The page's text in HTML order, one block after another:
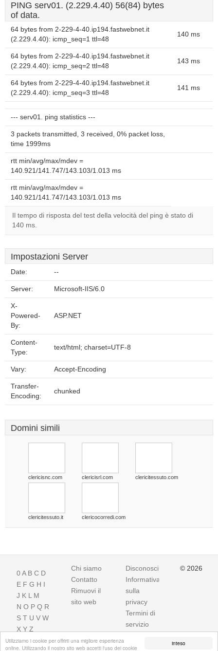
inteso
Utilizziamo i cookie per offrirti una migliore esperienza
online. Utilizzando il nostro sito web accetti l'uso dei cookie
PING serv01. (2.229.4.40) 56(84) bytes
of data.
64 bytes from 2-229-4-40.ip194.fastwebnet.it
(2.229.4.40): icmp_seq=1 ttl=48
140 ms
64 bytes from 2-229-4-40.ip194.fastwebnet.it
(2.229.4.40): icmp_seq=2 ttl=48
143 ms
64 bytes from 2-229-4-40.ip194.fastwebnet.it
(2.229.4.40): icmp_seq=3 ttl=48
141 ms
--- serv01. ping statistics ---
3 packets transmitted, 3 received, 0% packet loss,
time 1999ms
rtt min/avg/max/mdev =
140.921/141.747/143.103/1.013 ms
rtt min/avg/max/mdev =
140.921/141.747/143.103/1.013 ms
Il tempo di risposta del test della velocità del ping è stato di
140 ms.
Impostazioni Server
Date: --
Server: Microsoft-IIS/6.0
X-
Powered-
By:
ASP.NET
Content-
Type:
text/html; charset=UTF-8
Vary: Accept-Encoding
Transfer-
Encoding:
chunked
Domini simili
clericisnc.com clericisrl.com clericitessuto.com
clericitessuto.it clericocorredi.com
0A B C D
E F G H I
J K L M
N O P Q R
S T U V W
X Y Z
Chi siamo
Contatto
Rimuovi il
sito web
Disconoscimento
Informativa
sulla
privacy
Termini di
servizio
© 2026